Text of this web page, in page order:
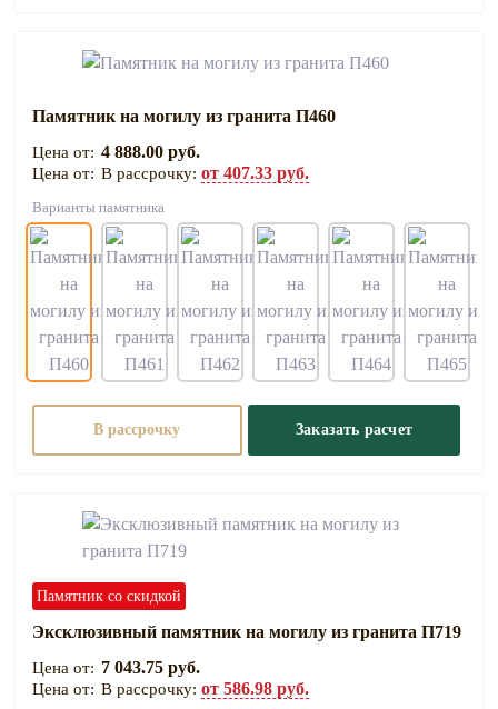
Памятник на могилу из гранита П460
4 888.00 руб.
В рассрочку: от 407.33 руб.
Варианты памятника
В рассрочку Заказать расчет
Памятник со скидкой
Эксклюзивный памятник на могилу из гранита П719
7 043.75 руб.
В рассрочку: от 586.98 руб.